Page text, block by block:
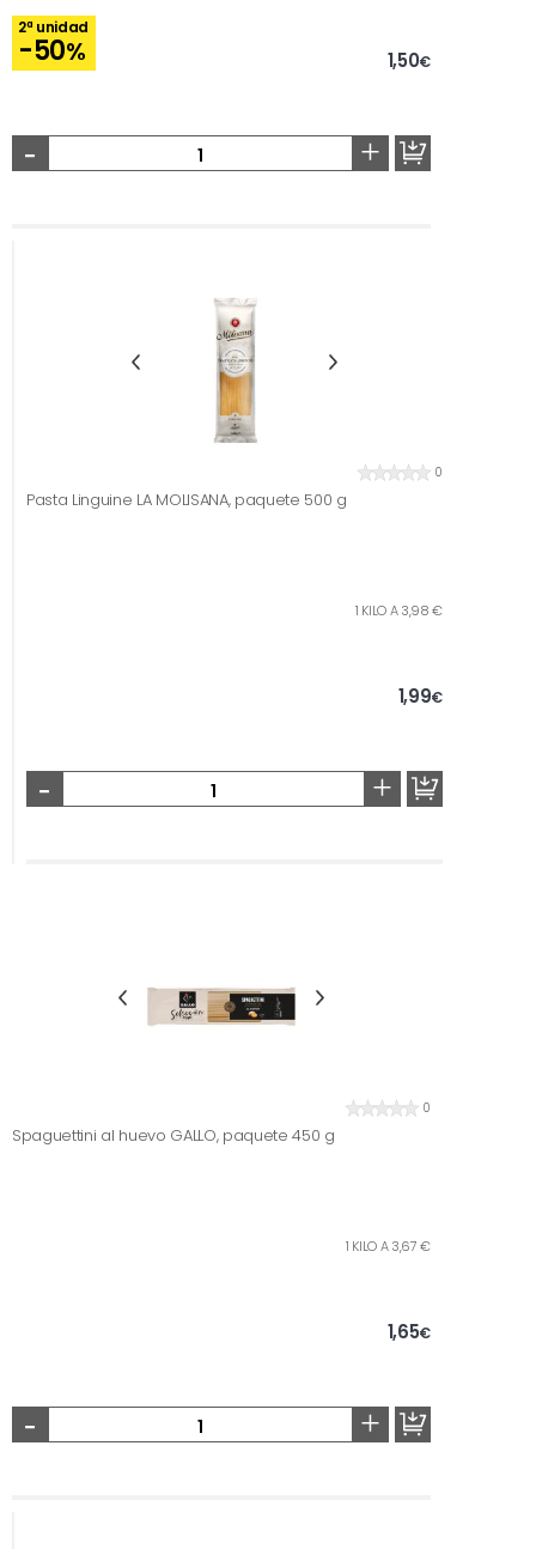
2ª unidad
-50% 1,50€
- +
0
Pasta Linguine LA MOLISANA, paquete 500 g
1 KILO A 3,98 €
1,99€
- +
0
Spaguettini al huevo GALLO, paquete 450 g
1 KILO A 3,67 €
1,65€
- +